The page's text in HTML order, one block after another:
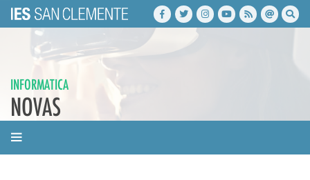
INFORMATICA
NOVAS